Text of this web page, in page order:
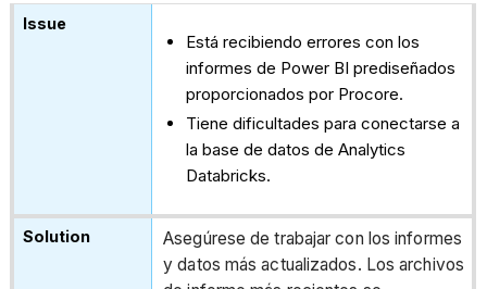
Está recibiendo errores con los
informes de Power BI prediseñados
proporcionados por Procore.
Tiene dificultades para conectarse a
la base de datos de Analytics
Databricks.
Asegúrese de trabajar con los informes
y datos más actualizados. Los archivos